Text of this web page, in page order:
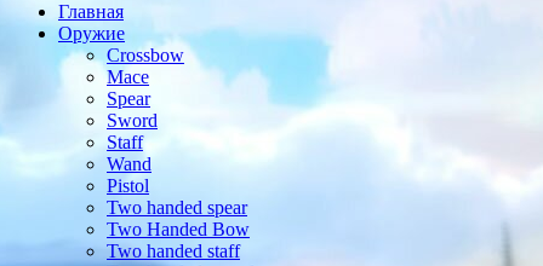
Главная
Оружие
Crossbow
Mace
Spear
Sword
Staff
Wand
Pistol
Two handed spear
Two Handed Bow
Two handed staff